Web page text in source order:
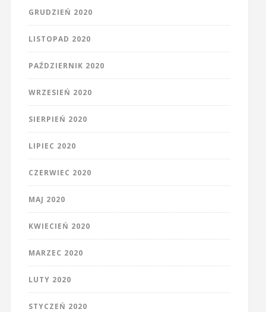
GRUDZIEŃ 2020
LISTOPAD 2020
PAŹDZIERNIK 2020
WRZESIEŃ 2020
SIERPIEŃ 2020
LIPIEC 2020
CZERWIEC 2020
MAJ 2020
KWIECIEŃ 2020
MARZEC 2020
LUTY 2020
STYCZEŃ 2020